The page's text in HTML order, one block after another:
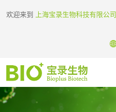
欢迎来到 上海宝录生物科技有限公司